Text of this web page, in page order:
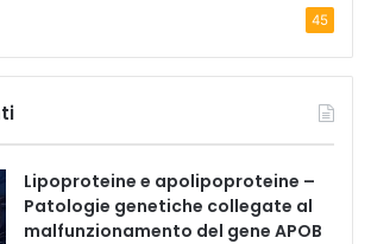
45
Lipoproteine e apolipoproteine –
Patologie genetiche collegate al
malfunzionamento del gene APOB